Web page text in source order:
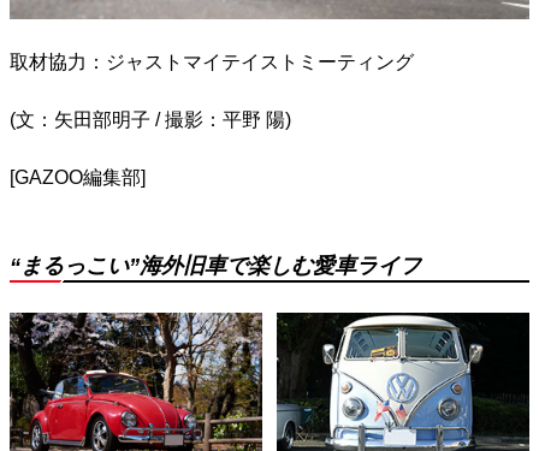
取材協力：ジャストマイテイストミーティング
(文：矢田部明子 / 撮影：平野 陽)
[GAZOO編集部]
“まるっこい”海外旧車で楽しむ愛車ライフ